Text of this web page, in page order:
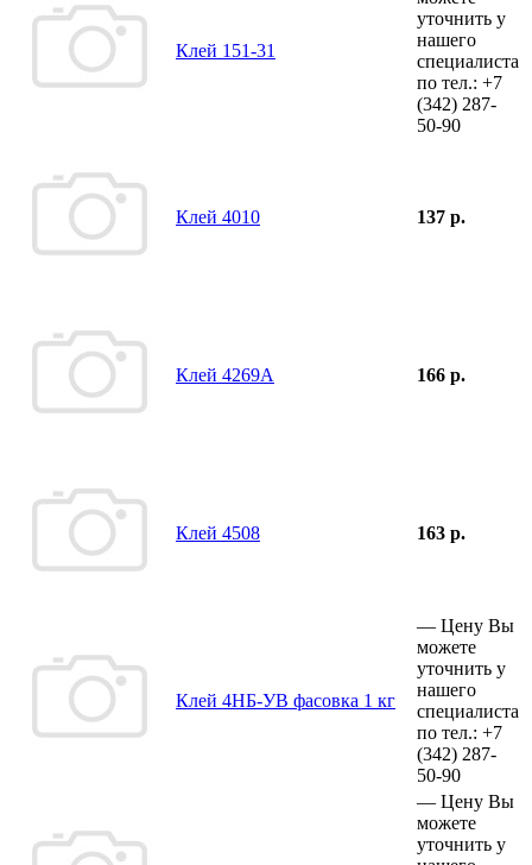
Клей 151-31
уточнить у
нашего
специалиста
по тел.: +7
(342) 287-
50-90
Клей 4010 137 р.
Клей 4269А 166 р.
Клей 4508 163 р.
Клей 4НБ-УВ фасовка 1 кг
— Цену Вы
можете
уточнить у
нашего
специалиста
по тел.: +7
(342) 287-
50-90
— Цену Вы
можете
уточнить у